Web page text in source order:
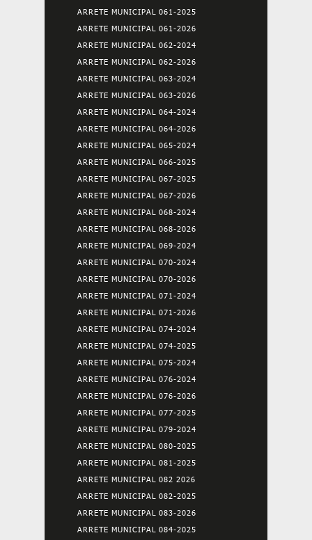
ARRETE MUNICIPAL 061-2025
ARRETE MUNICIPAL 061-2026
ARRETE MUNICIPAL 062-2024
ARRETE MUNICIPAL 062-2026
ARRETE MUNICIPAL 063-2024
ARRETE MUNICIPAL 063-2026
ARRETE MUNICIPAL 064-2024
ARRETE MUNICIPAL 064-2026
ARRETE MUNICIPAL 065-2024
ARRETE MUNICIPAL 066-2025
ARRETE MUNICIPAL 067-2025
ARRETE MUNICIPAL 067-2026
ARRETE MUNICIPAL 068-2024
ARRETE MUNICIPAL 068-2026
ARRETE MUNICIPAL 069-2024
ARRETE MUNICIPAL 070-2024
ARRETE MUNICIPAL 070-2026
ARRETE MUNICIPAL 071-2024
ARRETE MUNICIPAL 071-2026
ARRETE MUNICIPAL 074-2024
ARRETE MUNICIPAL 074-2025
ARRETE MUNICIPAL 075-2024
ARRETE MUNICIPAL 076-2024
ARRETE MUNICIPAL 076-2026
ARRETE MUNICIPAL 077-2025
ARRETE MUNICIPAL 079-2024
ARRETE MUNICIPAL 080-2025
ARRETE MUNICIPAL 081-2025
ARRETE MUNICIPAL 082 2026
ARRETE MUNICIPAL 082-2025
ARRETE MUNICIPAL 083-2026
ARRETE MUNICIPAL 084-2025